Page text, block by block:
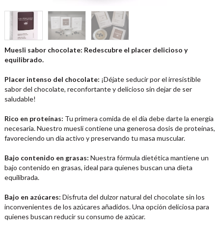
Muesli sabor chocolate: Redescubre el placer delicioso y
equilibrado.
Placer intenso del chocolate: ¡Déjate seducir por el irresistible
sabor del chocolate, reconfortante y delicioso sin dejar de ser
saludable!
Rico en proteínas: Tu primera comida de el día debe darte la energía
necesaria. Nuestro muesli contiene una generosa dosis de proteínas,
favoreciendo un día activo y preservando tu masa muscular.
Bajo contenido en grasas: Nuestra fórmula dietética mantiene un
bajo contenido en grasas, ideal para quienes buscan una dieta
equilibrada.
Bajo en azúcares: Disfruta del dulzor natural del chocolate sin los
inconvenientes de los azúcares añadidos. Una opción deliciosa para
quienes buscan reducir su consumo de azúcar.